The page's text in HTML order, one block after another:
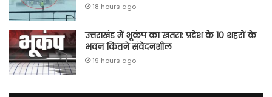
18 hours ago
उत्तराखंड में भूकंप का खतरा: प्रदेश के 10 शहरों के
भवन कितने संवेदनशील
19 hours ago